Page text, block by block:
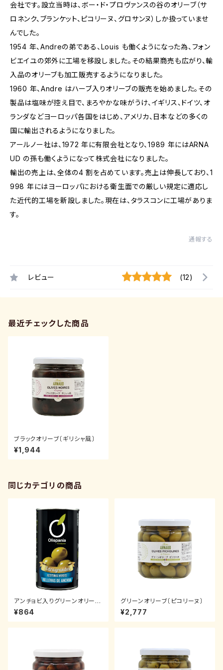
会社です。設立当時は、ボー・ド・プロヴァンスの谷のオリーブ（サ
ロネンク、ブランケット、ピコリーヌ、グロサンヌ）しか扱っていませ
んでした。
1954 年、Andreの弟である、Louis も働くようになった為、フォン
ビエイユの郊外に工場を移設しました。その結果商売も広がり、輸
入品のオリーブも加工販売するようになりました。
1960 年、Andre はハーブ入りオリーブの販売を始めました。その
製品は塩味が控え目で、まろやかな味がうけ、イギリス、ドイツ、オ
ランダなどヨーロッパ各国をはじめ、アメリカ、日本などの多くの
国に輸出されるようになりました。
アールノー社は、1972 年に有限会社となり、1989 年にはARNA
UD の孫も働くようになって株式会社になりました。
輸出の売上は、全体の4 割を占めています。売上は伸長しており、1
998 年にはヨーロッパにおける衛生面での厳しい規定に適応し
た近代的工場を新設しました。現在は、タラスコンに工場がありま
す。
通報する
レビュー (12)
最近チェックした商品
ブラックオリーブ〔ギリシャ風〕
¥1,944
同じカテゴリの商品
アンチョビ入りグリーンオリーブ
150g
¥864
グリーンオリーブ〔ピコリーヌ〕
¥2,777